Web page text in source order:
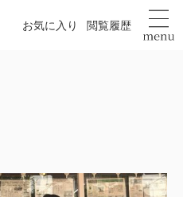
お気に入り 閲覧履歴